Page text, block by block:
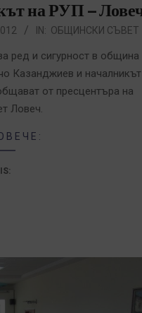
на РУП –
IN: ОБЩИНСКИ СЪВЕТ
ред и сигурност в община
Казанджиев и началникът
от пресцентъра на
Ловеч.